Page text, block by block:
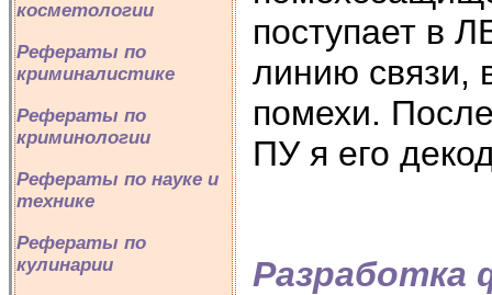
косметологии
Рефераты по
криминалистике
Рефераты по
криминологии
Рефераты по науке и
технике
Рефераты по
кулинарии
поступает в
линию связи,
помехи.
ПУ я его
Разработка